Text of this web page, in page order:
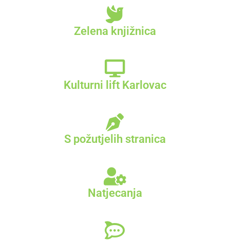
Zelena knjižnica
Kulturni lift Karlovac
S požutjelih stranica
Natjecanja